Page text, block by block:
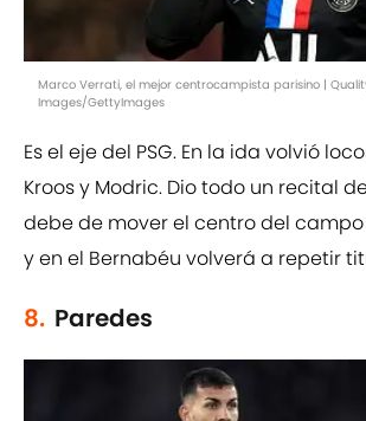
Marco Verrati, el mejor centrocampista parisino |
Images/GettyImages
Es el eje del PSG. En la ida volvió
Kroos y Modric. Dio todo un recital
debe de mover el centro del
y en el Bernabéu volverá a repetir
8. Paredes